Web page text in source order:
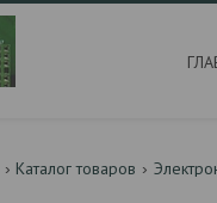
Каталог товаров